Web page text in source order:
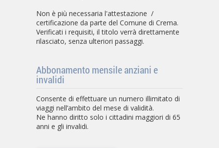
Non è più necessaria l'attestazione /
certificazione da parte del Comune di Crema.
Verificati i requisiti, il titolo verrà direttamente
rilasciato, senza ulteriori passaggi.
Abbonamento mensile anziani e
invalidi
Consente di effettuare un numero illimitato di
viaggi nell’ambito del mese di validità.
Ne hanno diritto solo i cittadini maggiori di 65
anni e gli invalidi.